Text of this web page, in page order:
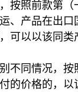
照前款第（
、产品在出
可以以该同
同情况，按
价格的，以